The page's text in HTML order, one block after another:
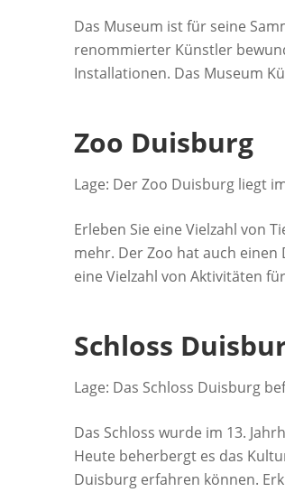
Das Museum ist für seine
renommierter Künstler
Installationen. Das Museum
Zoo Duisburg
Lage: Der Zoo Duisburg liegt
Erleben Sie eine Vielzahl von
mehr. Der Zoo hat auch einen
eine Vielzahl von Aktivitäten
Schloss
Lage: Das Schloss Duisburg
Das Schloss wurde im 13.
Heute beherbergt es das
Duisburg erfahren können.